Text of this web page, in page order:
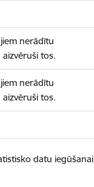
nerādītu
tos.
nerādītu
tos.
datu iegūšanai